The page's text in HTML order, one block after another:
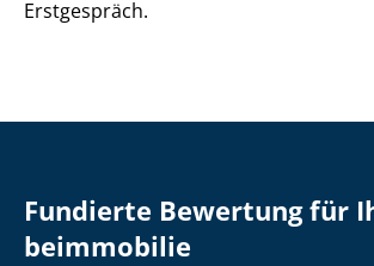
Erstgespräch.
Fundierte Bewertung für
be­im­mo­bi­lie